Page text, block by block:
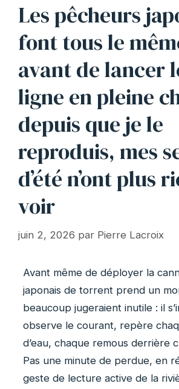
Les pêcheurs
font tous le
avant de lancer
ligne en pleine
depuis que je le
reproduis, mes
d’été n’ont plus
voir
juin 2, 2026 par Pierre Lacroix
Avant même de déployer la
japonais de torrent prend un
beaucoup jugeraient inutile : il
observe le courant, repère
d’eau, chaque remous derrière
Pas une minute de perdue, en
geste de lecture active de la